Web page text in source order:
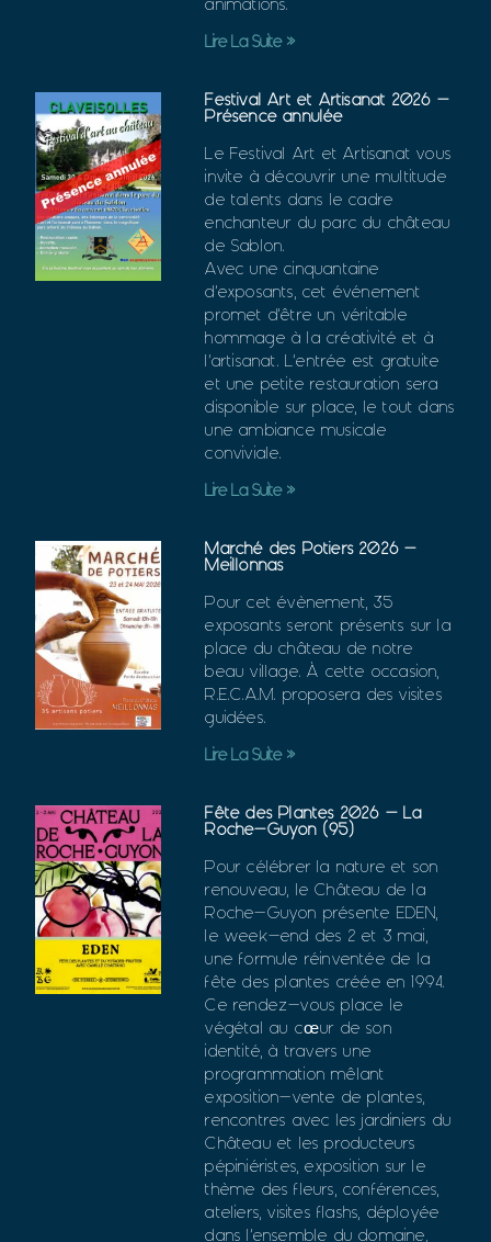
animations.
Lire La Suite »
Festival Art et Artisanat 2026 –
Présence annulée
Le Festival Art et Artisanat vous
invite à découvrir une multitude
de talents dans le cadre
enchanteur du parc du château
de Sablon.
Avec une cinquantaine
d’exposants, cet événement
promet d’être un véritable
hommage à la créativité et à
l’artisanat. L’entrée est gratuite
et une petite restauration sera
disponible sur place, le tout dans
une ambiance musicale
conviviale.
Lire La Suite »
Marché des Potiers 2026 –
Meillonnas
Pour cet évènement, 35
exposants seront présents sur la
place du château de notre
beau village. À cette occasion,
R.E.C.A.M. proposera des visites
guidées.
Lire La Suite »
Fête des Plantes 2026 – La
Roche-Guyon (95)
Pour célébrer la nature et son
renouveau, le Château de la
Roche-Guyon présente EDEN,
le week-end des 2 et 3 mai,
une formule réinventée de la
fête des plantes créée en 1994.
Ce rendez-vous place le
végétal au cœur de son
identité, à travers une
programmation mêlant
exposition-vente de plantes,
rencontres avec les jardiniers du
Château et les producteurs
pépiniéristes, exposition sur le
thème des fleurs, conférences,
ateliers, visites flashs, déployée
dans l’ensemble du domaine,